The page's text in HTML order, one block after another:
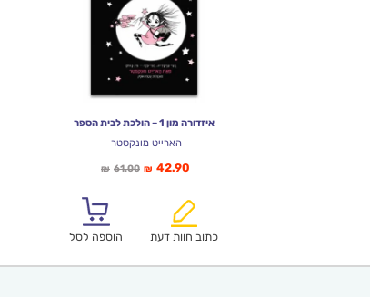
איזדורה מון 1 – הולכת לבית הספר
הארייט מונקסטר
₪ 61.00המחיר
₪61.00.
₪ 42.90
הוא:
כתוב חוות דעת
הוספה לסל